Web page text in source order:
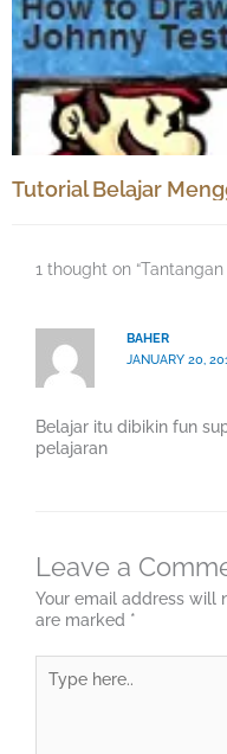
Tutorial Belajar
1 thought on
BAHER
JANUARY 20,
Belajar itu dibikin fun
pelajaran
Leave a
Your email address will
are marked *
here..